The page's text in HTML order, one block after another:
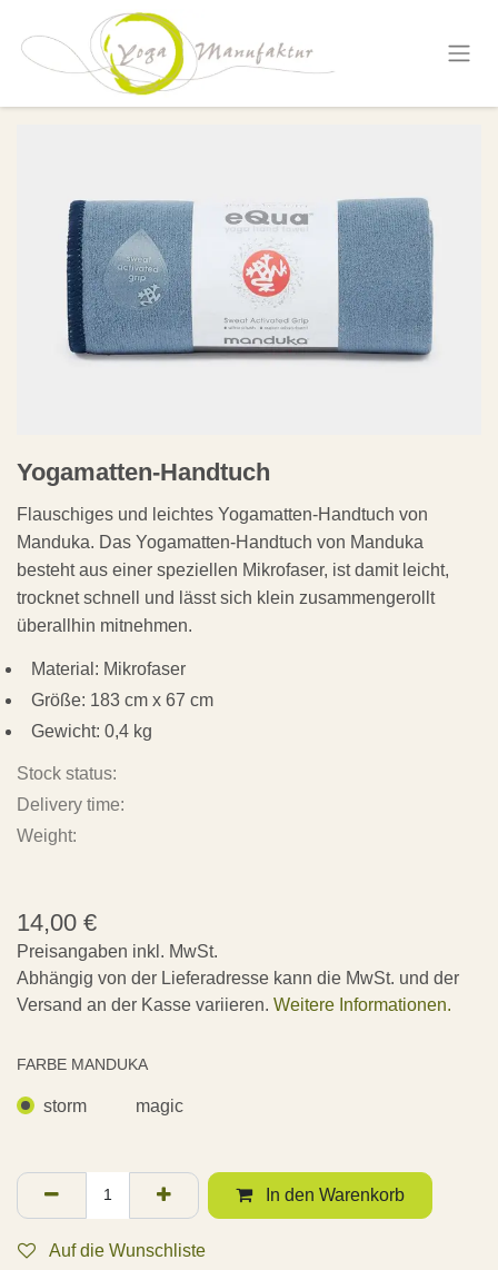
Zum Inhalt springen
Yogamatten-Handtuch
Flauschiges und leichtes Yogamatten-Handtuch von
Manduka. Das Yogamatten-Handtuch von Manduka
besteht aus einer speziellen Mikrofaser, ist damit leicht,
trocknet schnell und lässt sich klein zusammengerollt
überallhin mitnehmen.
Material: Mikrofaser
Größe: 183 cm x 67 cm
Gewicht: 0,4 kg
Stock status:
Delivery time:
Weight:
14,00 €
Preisangaben inkl. MwSt.
Abhängig von der Lieferadresse kann die MwSt. und der
Versand an der Kasse variieren. Weitere Informationen.
FARBE MANDUKA
storm magic
In den Warenkorb
Auf die Wunschliste